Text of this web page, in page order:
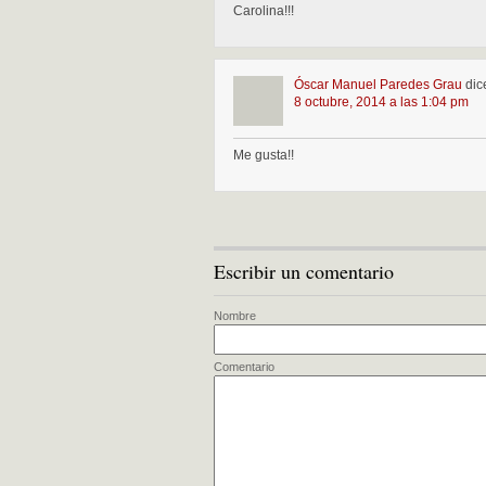
Carolina!!!
Óscar Manuel Paredes Grau
8 octubre, 2014 a las 1:04 pm
Me gusta!!
Escribir un comentario
Nombre
Comentario